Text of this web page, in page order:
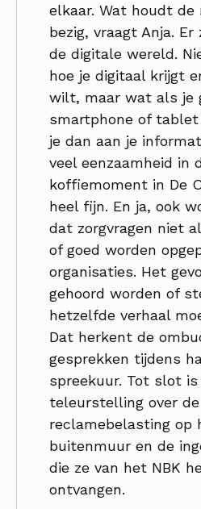
elkaar. Wat houdt de
bezig, vraagt Anja. Er
de digitale wereld.
hoe je digitaal krijgt
wilt, maar wat als je
smartphone of
je dan aan je
veel eenzaamheid in
koffiemoment in De
heel fijn. En ja, ook
dat zorgvragen niet
of goed worden
organisaties. Het
gehoord worden of
hetzelfde verhaal
Dat herkent de
gesprekken tijdens
spreekuur. Tot slot is
teleurstelling over de
reclamebelasting op
buitenmuur en de
die ze van het NBK
ontvangen.